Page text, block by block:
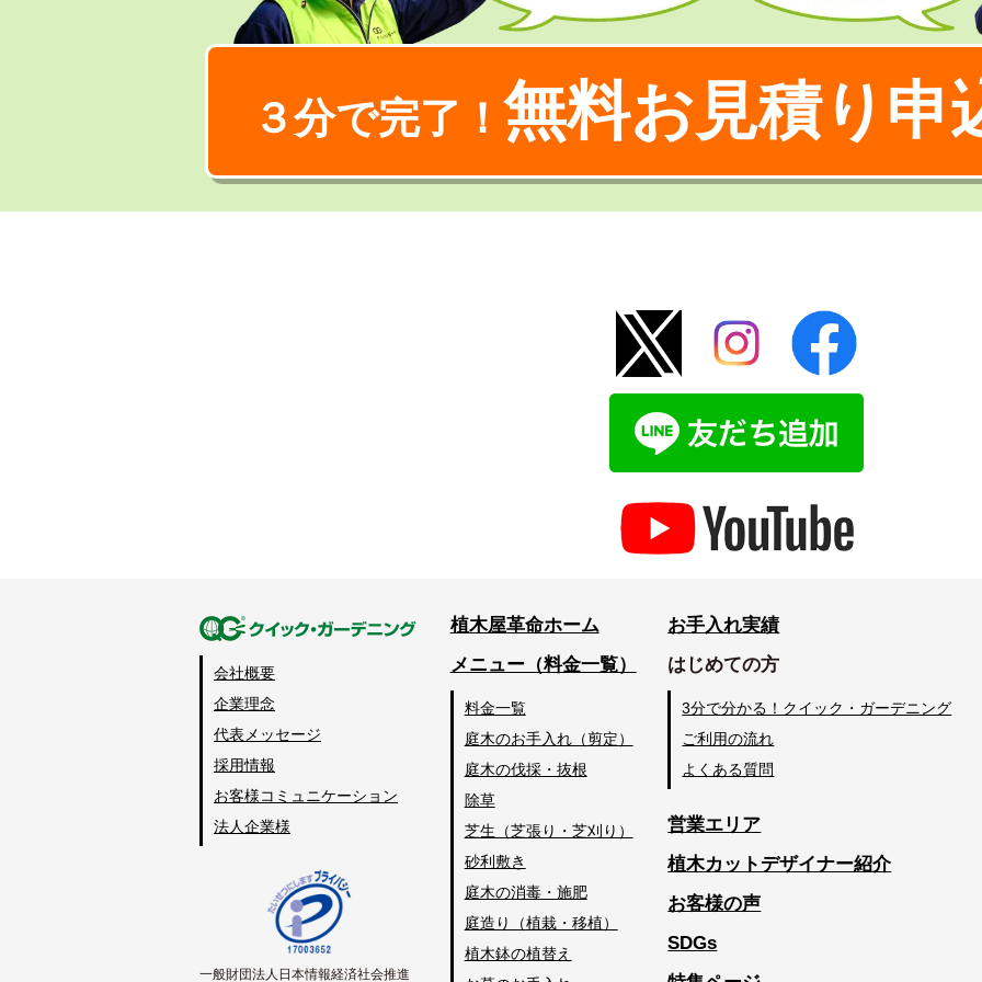
３分で完了！ 無料お見積り申
会社概要
企業理念
代表メッセージ
採用情報
お客様コミュニケーション
法人企業様
一般財団法人日本情報経済社会推進
植木屋革命ホーム
メニュー（料金一覧）
料金一覧
庭木のお手入れ（剪定）
庭木の伐採・抜根
除草
芝生（芝張り・芝刈り）
砂利敷き
庭木の消毒・施肥
庭造り（植栽・移植）
植木鉢の植替え
お手入れ実績
はじめての方
3分で分かる！クイック・ガーデニング
ご利用の流れ
よくある質問
営業エリア
植木カットデザイナー紹介
お客様の声
SDGs